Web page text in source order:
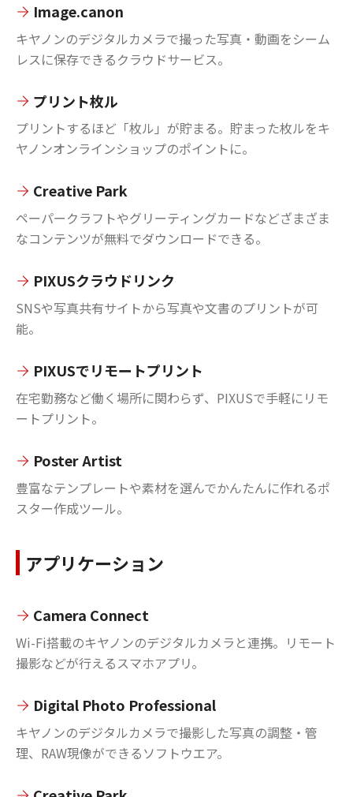
Image.canon
キヤノンのデジタルカメラで撮った写真・動画をシーム
レスに保存できるクラウドサービス。
プリント枚ル
プリントするほど「枚ル」が貯まる。貯まった枚ルをキ
ヤノンオンラインショップのポイントに。
Creative Park
ペーパークラフトやグリーティングカードなどざまざま
なコンテンツが無料でダウンロードできる。
PIXUSクラウドリンク
SNSや写真共有サイトから写真や文書のプリントが可
能。
PIXUSでリモートプリント
在宅勤務など働く場所に関わらず、PIXUSで手軽にリモ
ートプリント。
Poster Artist
豊富なテンプレートや素材を選んでかんたんに作れるポ
スター作成ツール。
アプリケーション
Camera Connect
Wi-Fi搭載のキヤノンのデジタルカメラと連携。リモート
撮影などが行えるスマホアプリ。
Digital Photo Professional
キヤノンのデジタルカメラで撮影した写真の調整・管
理、RAW現像ができるソフトウエア。